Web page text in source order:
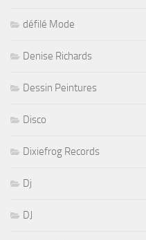
défilé Mode
Denise Richards
Dessin Peintures
Disco
Dixiefrog Records
Dj
DJ